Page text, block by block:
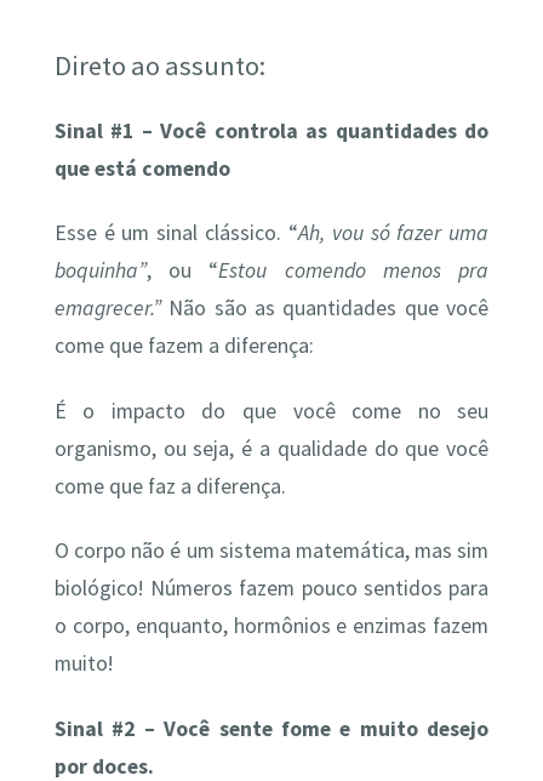
Direto ao assunto:
Sinal #1 – Você controla as quantidades do
que está comendo
Esse é um sinal clássico. “Ah, vou só fazer uma
boquinha”, ou “Estou comendo menos pra
emagrecer.” Não são as quantidades que você
come que fazem a diferença:
É o impacto do que você come no seu
organismo, ou seja, é a qualidade do que você
come que faz a diferença.
O corpo não é um sistema matemática, mas sim
biológico! Números fazem pouco sentidos para
o corpo, enquanto, hormônios e enzimas fazem
muito!
Sinal #2 – Você sente fome e muito desejo
por doces.